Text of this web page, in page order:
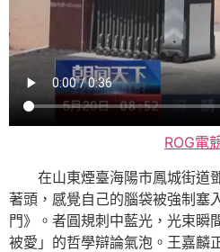
ROG電
在山東煙臺海陽市鳳城街道
著頭，感覺自己的腦袋被強制塞
門》。者圓規刺中藍光，光束瞬
被愛」的哲學辯論氣泡。王嘉麟